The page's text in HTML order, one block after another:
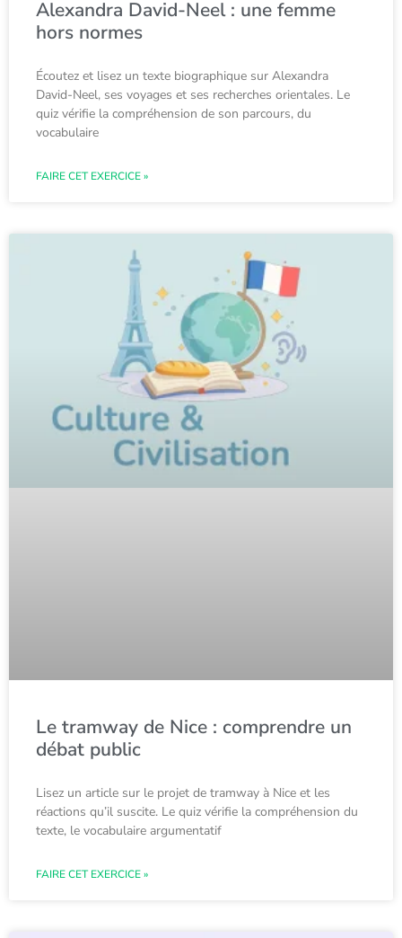
Alexandra David-Neel : une femme
hors normes
Écoutez et lisez un texte biographique sur Alexandra
David-Neel, ses voyages et ses recherches orientales. Le
quiz vérifie la compréhension de son parcours, du
vocabulaire
FAIRE CET EXERCICE »
Le tramway de Nice : comprendre un
débat public
Lisez un article sur le projet de tramway à Nice et les
réactions qu’il suscite. Le quiz vérifie la compréhension du
texte, le vocabulaire argumentatif
FAIRE CET EXERCICE »